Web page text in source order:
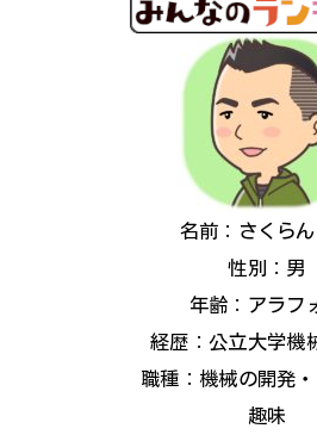
名前：さくら
性別：男
年齢：アラフ
経歴：公立大学機
職種：機械の開発
趣味